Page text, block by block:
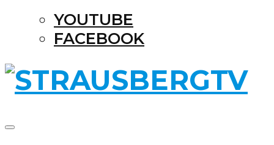
YOUTUBE
FACEBOOK